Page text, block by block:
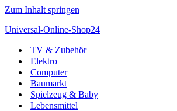
Zum Inhalt springen
Universal-Online-Shop24
TV & Zubehör
Elektro
Computer
Baumarkt
Spielzeug & Baby
Lebensmittel